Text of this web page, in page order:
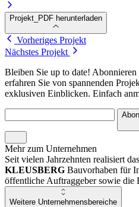
Projekt_PDF herunterladen
Vorheriges Projekt
Nächstes Projekt
Bleiben Sie up to date!
erfahren Sie von spannenden
exklusiven Einblicken. Einfach
Mehr zum Unternehmen
Seit vielen Jahrzehnten realisiert
KLEUSBERG Bauvorhaben für
öffentliche Auftraggeber sowie die
Weitere Unternehmensbereiche